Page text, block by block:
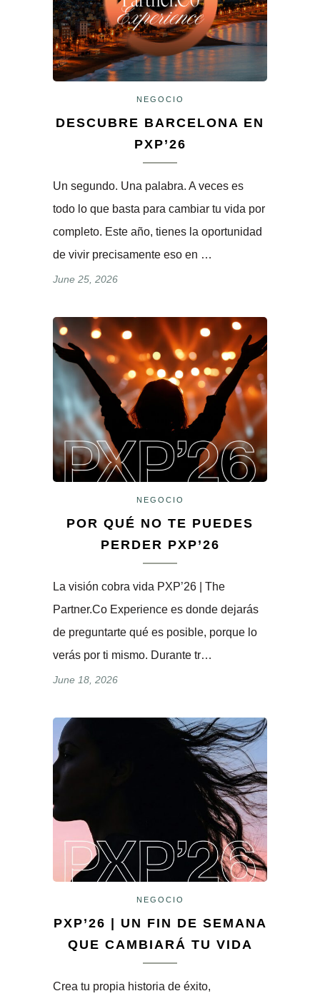
NEGOCIO
DESCUBRE BARCELONA EN
PXP’26
Un segundo. Una palabra. A veces es
todo lo que basta para cambiar tu vida por
completo. Este año, tienes la oportunidad
de vivir precisamente eso en …
June 25, 2026
NEGOCIO
POR QUÉ NO TE PUEDES
PERDER PXP’26
La visión cobra vida PXP’26 | The
Partner.Co Experience es donde dejarás
de preguntarte qué es posible, porque lo
verás por ti mismo. Durante tr…
June 18, 2026
NEGOCIO
PXP’26 | UN FIN DE SEMANA
QUE CAMBIARÁ TU VIDA
Crea tu propia historia de éxito,